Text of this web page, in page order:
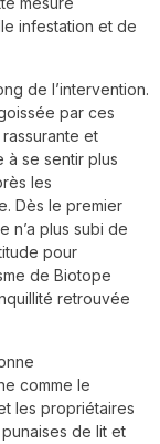
infestation et de
de l’intervention.
par ces
et
à se sentir plus
les
Dès le premier
n’a plus subi de
pour
de Biotope
retrouvée
comme le
les propriétaires
de lit et